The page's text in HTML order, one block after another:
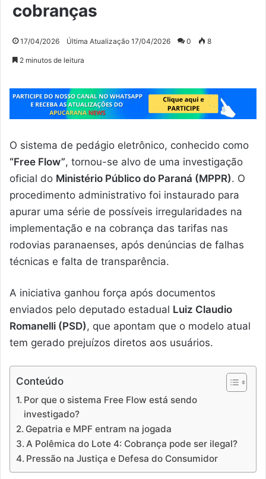
cobranças
17/04/2026 Última Atualização 17/04/2026 0 8
2 minutos de leitura
O sistema de pedágio eletrônico, conhecido como
“Free Flow”, tornou-se alvo de uma investigação
oficial do Ministério Público do Paraná (MPPR). O
procedimento administrativo foi instaurado para
apurar uma série de possíveis irregularidades na
implementação e na cobrança das tarifas nas
rodovias paranaenses, após denúncias de falhas
técnicas e falta de transparência.
A iniciativa ganhou força após documentos
enviados pelo deputado estadual Luiz Claudio
Romanelli (PSD), que apontam que o modelo atual
tem gerado prejuízos diretos aos usuários.
Conteúdo
Por que o sistema Free Flow está sendo
investigado?
Gepatria e MPF entram na jogada
A Polêmica do Lote 4: Cobrança pode ser ilegal?
Pressão na Justiça e Defesa do Consumidor